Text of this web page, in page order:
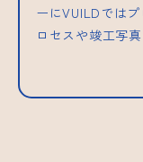
ーにVUILDでは
ロセスや竣工写